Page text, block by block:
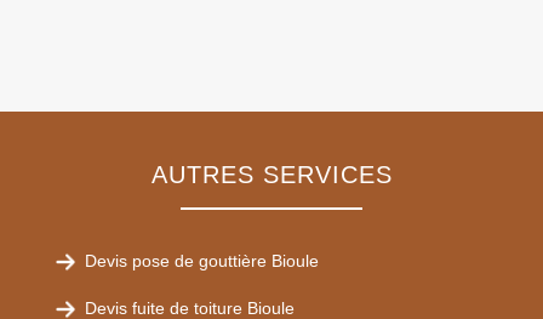
AUTRES SERVICES
Devis pose de gouttière Bioule
Devis fuite de toiture Bioule